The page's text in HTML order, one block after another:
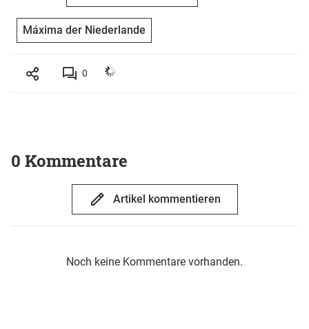
Máxima der Niederlande
0
0 Kommentare
Artikel kommentieren
Noch keine Kommentare vorhanden.